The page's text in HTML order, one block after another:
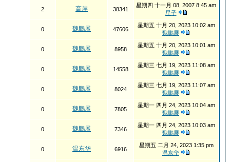
2 高岸 38341
星期四 十一月 08, 2007 8:45 am
星子
0 魏鵬展 47606
星期五 十月 20, 2023 10:02 am
魏鵬展
0 魏鵬展 8958
星期五 十月 20, 2023 10:01 am
魏鵬展
0 魏鵬展 14558
星期三 七月 19, 2023 11:08 am
魏鵬展
0 魏鵬展 8024
星期三 七月 19, 2023 11:07 am
魏鵬展
0 魏鵬展 7805
星期一 四月 24, 2023 10:04 am
魏鵬展
0 魏鵬展 7346
星期一 四月 24, 2023 10:03 am
魏鵬展
0 温东华 6916
星期五 二月 24, 2023 1:35 pm
温东华